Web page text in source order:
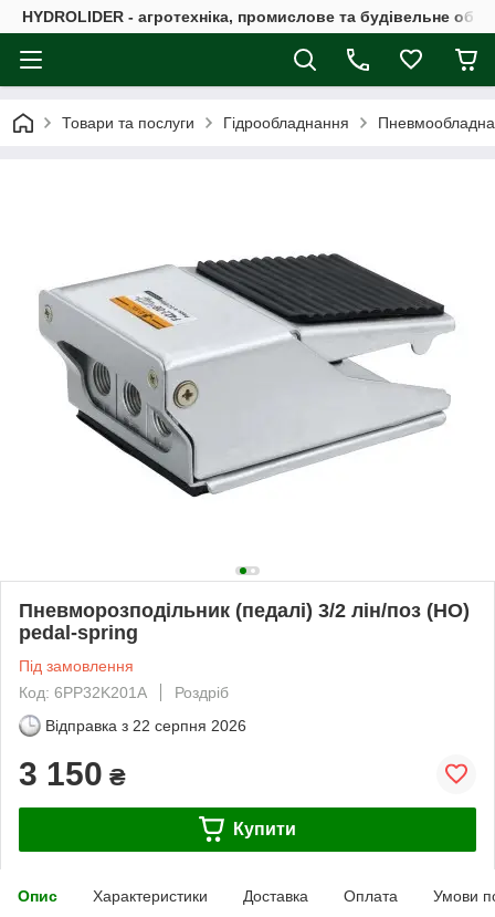
HYDROLIDER - агротехніка, промислове та будівельне
Товари та послуги Гідрообладнання
Пневморозподільник (педалі) 3/2 лін/поз (НО)
pedal-spring
Під замовлення
Код: 6PP32K201A
Роздріб
Відправка з 22 серпня 2026
3 150 ₴
Купити
Опис Характеристики Доставка Оплата Умови